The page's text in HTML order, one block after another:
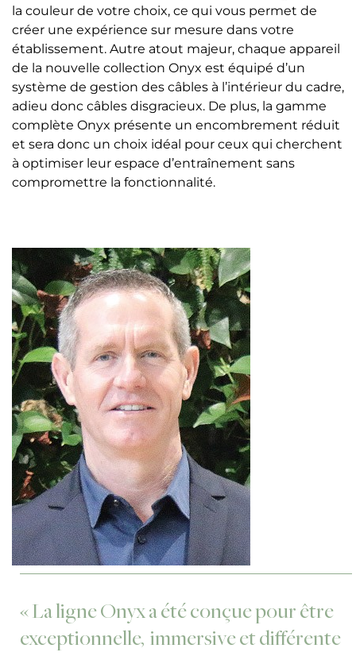
la couleur de votre choix, ce qui vous permet de
créer une expérience sur mesure dans votre
établissement. Autre atout majeur, chaque appareil
de la nouvelle collection Onyx est équipé d’un
système de gestion des câbles à l’intérieur du cadre,
adieu donc câbles disgracieux. De plus, la gamme
complète Onyx présente un encombrement réduit
et sera donc un choix idéal pour ceux qui cherchent
à optimiser leur espace d’entraînement sans
compromettre la fonctionnalité.
« La ligne Onyx a été conçue pour être
exceptionnelle, immersive et différente